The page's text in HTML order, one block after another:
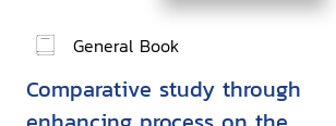
General Book
Comparative study through